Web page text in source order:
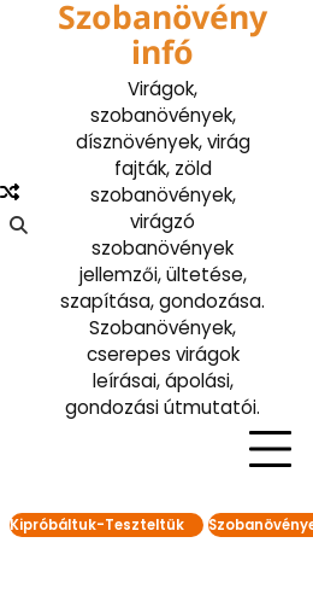
Szobanövény
infó
Virágok,
szobanövények,
dísznövények, virág
fajták, zöld
szobanövények,
virágzó
szobanövények
jellemzői, ültetése,
szapítása, gondozása.
Szobanövények,
cserepes virágok
leírásai, ápolási,
gondozási útmutatói.
Kipróbáltuk-Teszteltük